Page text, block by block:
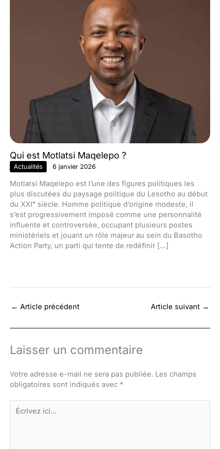
Qui est Motlatsi Maqelepo ?
Actualités 6 janvier 2026
Motlatsi Maqelepo est l’une des figures politiques les
plus discutées du paysage politique du Lesotho au début
du XXIᵉ siècle. Homme politique d’origine modeste, il
s’est progressivement imposé comme une personnalité
influente et controversée, occupant plusieurs postes
ministériels et jouant un rôle majeur au sein du Basotho
Action Party, un parti qui tente de redéfinir […]
← Article précédent Article suivant →
Laisser un commentaire
Votre adresse e-mail ne sera pas publiée. Les champs
obligatoires sont indiqués avec *
Écrivez
ici…